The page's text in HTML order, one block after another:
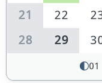
21
22
28
29
01